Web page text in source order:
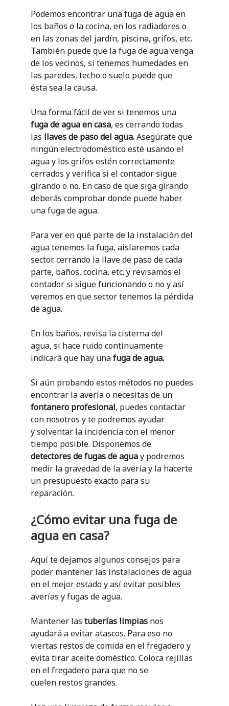
Podemos encontrar una fuga de agua en
los baños o la cocina, en los radiadores o
en las zonas del jardín, piscina, grifos, etc.
También puede que la fuga de agua venga
de los vecinos, si tenemos humedades en
las paredes, techo o suelo puede que
ésta sea la causa.
Una forma fácil de ver si tenemos una
fuga de agua en casa, es cerrando todas
las llaves de paso del agua.Asegúrate que
ningún electrodoméstico esté usando el
agua y los grifos estén correctamente
cerrados y verifica si el contador sigue
girando o no. En caso de que siga girando
deberás comprobar donde puede haber
una fuga de agua.
Para ver en qué parte de la instalación del
agua tenemos la fuga, aislaremos cada
sector cerrando la llave de paso de cada
parte, baños, cocina, etc. y revisamos el
contador si sigue funcionando o no y así
veremos en que sector tenemos la pérdida
de agua.
En los baños, revisa la cisterna del
agua, si hace ruido continuamente
indicará que hay unafuga de agua.
Si aún probando estos métodos no puedes
encontrar la avería o necesitas de un
fontanero profesional, puedes contactar
con nosotros y te podremos ayudar
y solventar la incidencia con el menor
tiempo posible. Disponemos de
detectores de fugas de aguay podremos
medir la gravedad de la avería y la hacerte
un presupuesto exacto para su
reparación.
¿Cómo evitar una fuga de
agua en casa?
Aquí te dejamos algunos consejos para
poder mantener las instalaciones de agua
en el mejor estado y así evitar posibles
averías y fugas de agua.
Mantener las tuberías limpias nos
ayudará a evitar atascos. Para eso no
viertas restos de comida en el fregadero y
evita tirar aceite doméstico. Coloca rejillas
en el fregadero para que no se
cuelen restos grandes.